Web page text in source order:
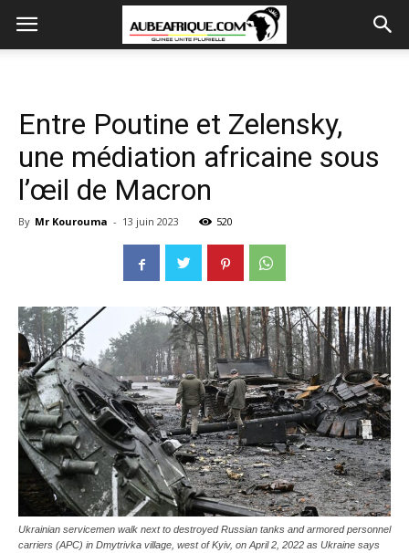
Entre Poutine et Zelensky,
une médiation africaine sous
l’œil de Macron
By Mr Kourouma - 13 juin 2023 520
Ukrainian servicemen walk next to destroyed Russian tanks and armored personnel
carriers (APC) in Dmytrivka village, west of Kyiv, on April 2, 2022 as Ukraine says